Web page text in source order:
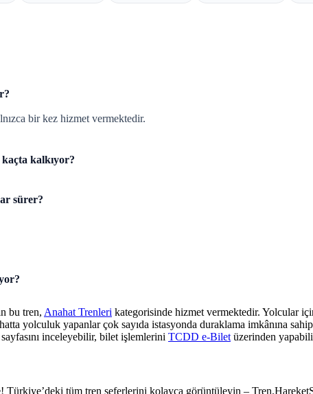
bir kez hizmet vermektedir.
kalkıyor?
sürer?
bu tren, Anahat Trenleri kategorisinde hizmet vermektedir. Yolcular
yolculuk yapanlar çok sayıda istasyonda duraklama imkânına
inceleyebilir, bilet işlemlerini TCDD e-Bilet üzerinden
tüm tren seferlerini kolayca görüntüleyin –